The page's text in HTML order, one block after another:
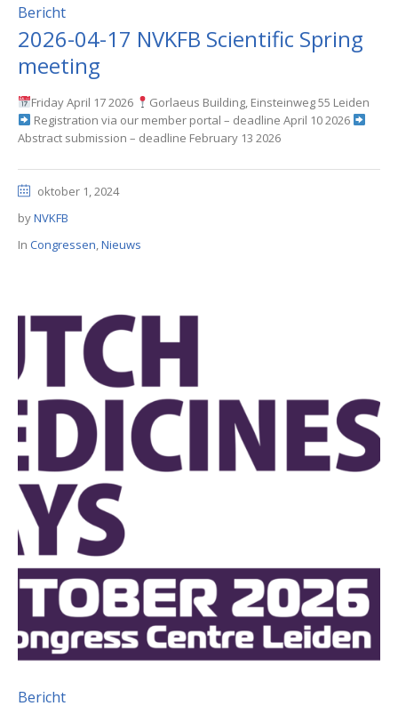
Bericht
2026-04-17 NVKFB Scientific Spring
meeting
Friday April 17 2026
Gorlaeus Building, Einsteinweg 55 Leiden
Registration via our member portal – deadline April 10 2026
Abstract submission – deadline February 13 2026
oktober 1, 2024
byNVKFB
In Congressen,Nieuws
Bericht